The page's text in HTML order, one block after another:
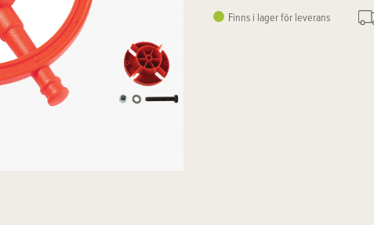
Finns i lager för leverans